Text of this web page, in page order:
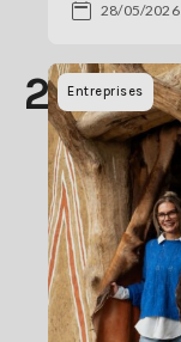
28/05/2026
23Entreprises